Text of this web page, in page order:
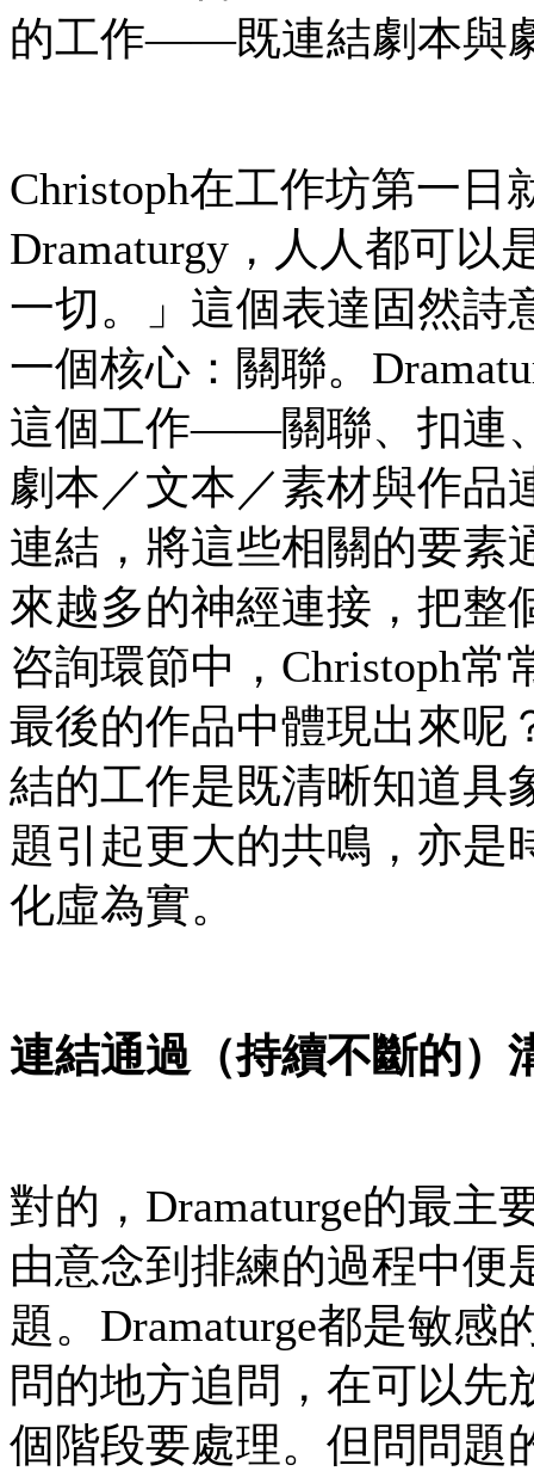
的工作——既連結劇本與
Christoph在工作坊第一
Dramaturgy，人人都可以
一切。」這個表達固然詩
一個核心：關聯。
這個工作——關聯、扣連
劇本／文本／素材與作品
連結，將這些相關的要素
來越多的神經連接，把整
咨詢環節中，Christoph
最後的作品中體現出來呢
結的工作是既清晰知道具
題引起更大的共鳴，亦是
化虛為實。
連結通過（持續不斷的）
對的，Dramaturge的最主
由意念到排練的過程中便
題。Dramaturge都是敏
問的地方追問，在可以先
個階段要處理。但問問題